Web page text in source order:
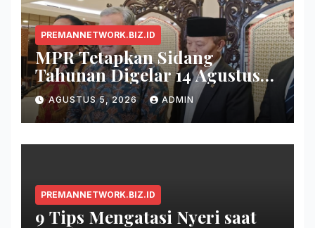
PREMANNETWORK.BIZ.ID
MPR Tetapkan Sidang
Tahunan Digelar 14 Agustus
2026
AGUSTUS 5, 2026 ADMIN
PREMANNETWORK.BIZ.ID
9 Tips Mengatasi Nyeri saat